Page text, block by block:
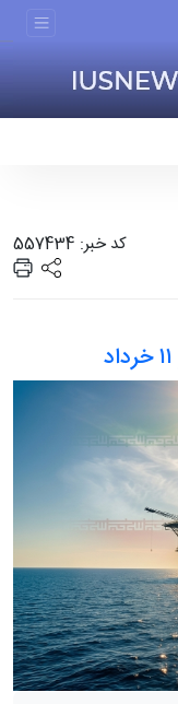
کد خبر: 557434